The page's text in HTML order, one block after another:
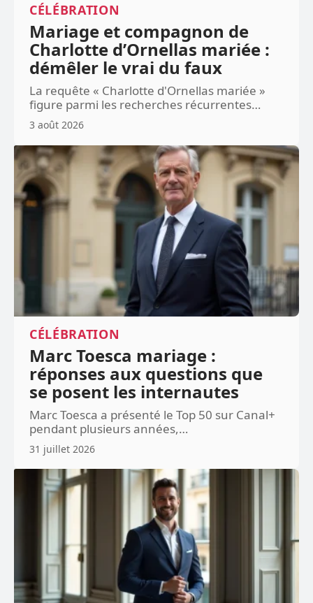
CÉLÉBRATION
Mariage et compagnon de
Charlotte d’Ornellas mariée :
démêler le vrai du faux
La requête « Charlotte d'Ornellas mariée »
figure parmi les recherches récurrentes…
3 août 2026
CÉLÉBRATION
Marc Toesca mariage :
réponses aux questions que
se posent les internautes
Marc Toesca a présenté le Top 50 sur Canal+
pendant plusieurs années,…
31 juillet 2026